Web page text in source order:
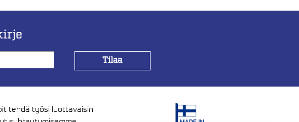
tehdä työsi luottavaisin